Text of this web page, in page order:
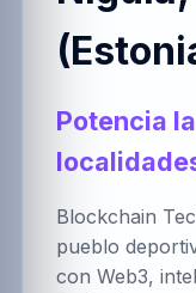
العربية
PT-BR
(Brasil)
Potencia
Blockchain
pueblo
con Web3,